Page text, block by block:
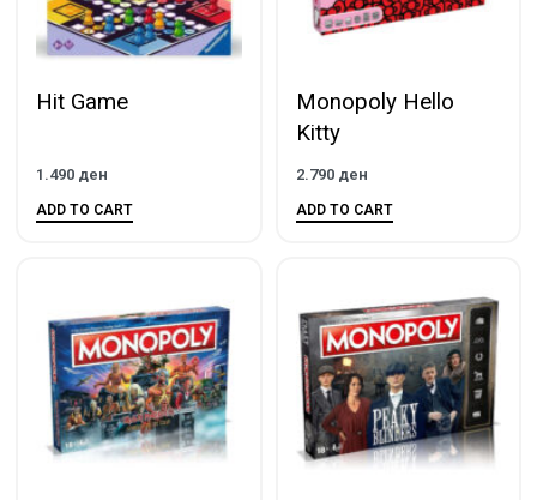
Hit Game
1.490 ден
ADD TO CART
Monopoly Hello
Kitty
2.790 ден
ADD TO CART